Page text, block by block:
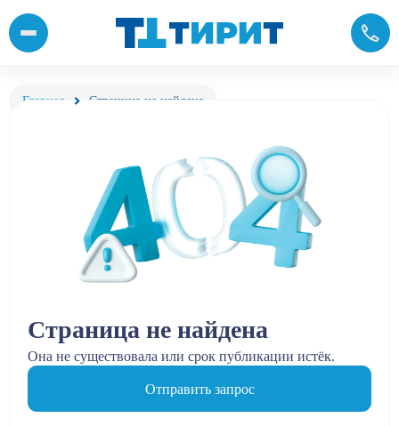
Главная Страница не найдена
Страница не найдена
Она не существовала или срок публикации истёк.
Отправить запрос